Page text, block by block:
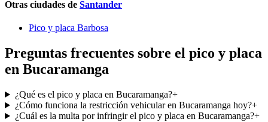
Otras ciudades de Santander
Pico y placa Barbosa
Preguntas frecuentes sobre el pico y placa
en Bucaramanga
¿Qué es el pico y placa en Bucaramanga?+
¿Cómo funciona la restricción vehicular en Bucaramanga hoy?+
¿Cuál es la multa por infringir el pico y placa en Bucaramanga?+